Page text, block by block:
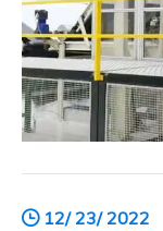
12/ 23/ 2022